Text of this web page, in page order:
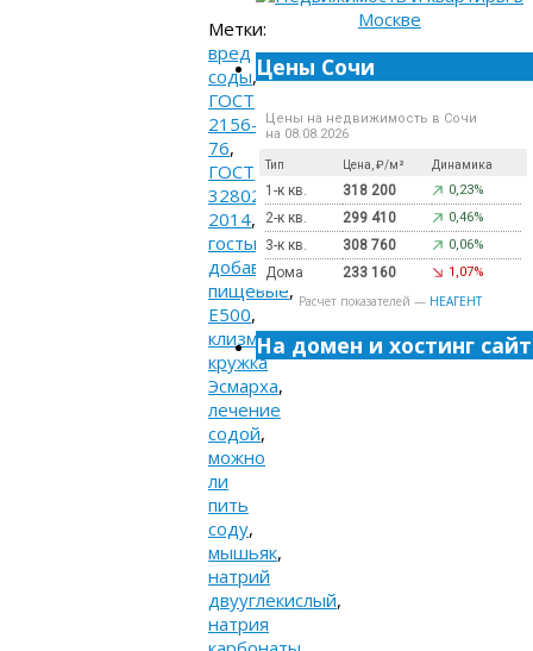
Метки:
вред
соды,
ГОСТ
2156-
76,
ГОСТ
32802-
2014,
госты
добавки
пищевые,
Е500,
клизма,
кружка
Эсмарха,
лечение
содой,
можно
ли
пить
соду,
мышьяк,
натрий
двууглекислый,
натрия
Цены Сочи
Цены на недвижимость в Сочи
на 08.08.2026
Тип Цена, ₽/м² Динамика
1-к кв. 318 200 0,23%
2-к кв. 299 410 0,46%
3-к кв. 308 760 0,06%
Дома 233 160 1,07%
Расчет показателей — НЕАГЕНТ
На домен и хостинг